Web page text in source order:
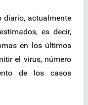
diario, actualmente
es decir,
en los últimos
el virus, número
de los casos